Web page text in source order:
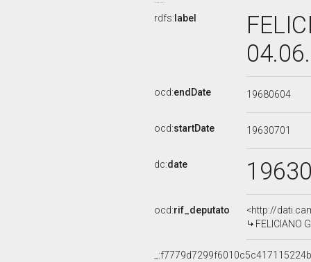
rdfs: label
ocd:endDate 19680604
ocd:startDate 19630701
dc:date
ocd:rif_deputato
<http://
FELICIANO